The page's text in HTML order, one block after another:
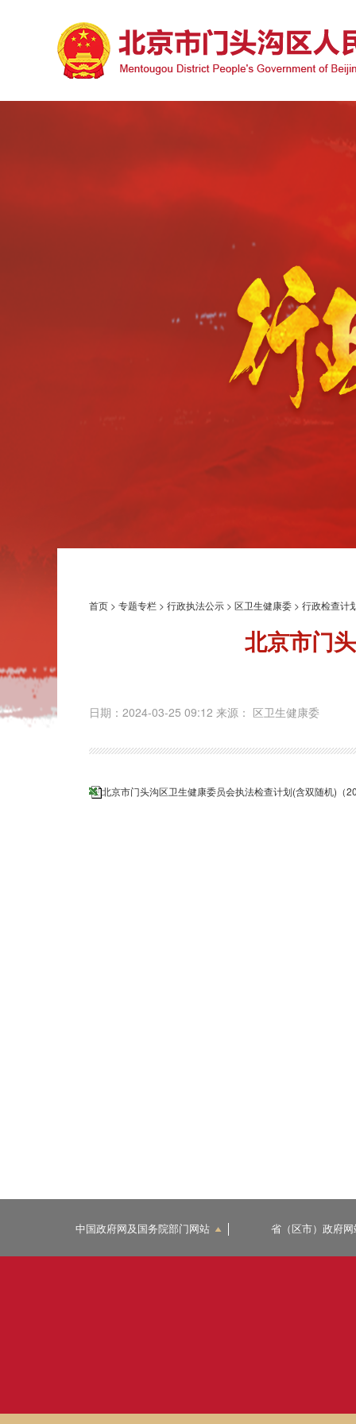
首页 >专题专栏 >行政执法公示 >区卫生健康委 >行政检查计
北京市门
日期：2024-03-25 09:12 来源： 区卫生健康委
北京市门头沟区卫生健康委员会执法检查计划(含双随机)（
中国政府网及国务院部门网站 省（区市）政府网